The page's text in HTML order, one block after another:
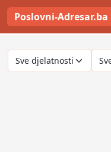
Poslovni-Adresar.ba